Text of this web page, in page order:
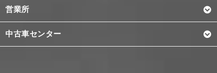
営業所
中古車センター